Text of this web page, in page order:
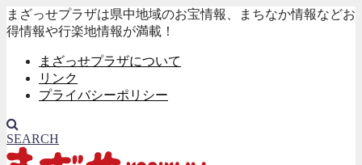
まざっせプラザは県中地域のお宝情報、まちなか情報などお
得情報や行楽地情報が満載！
まざっせプラザについて
リンク
プライバシーポリシー
SEARCH